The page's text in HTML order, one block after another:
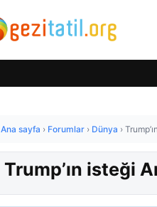
Ana sayfa › Forumlar › Dünya ›
Trump’ın isteği